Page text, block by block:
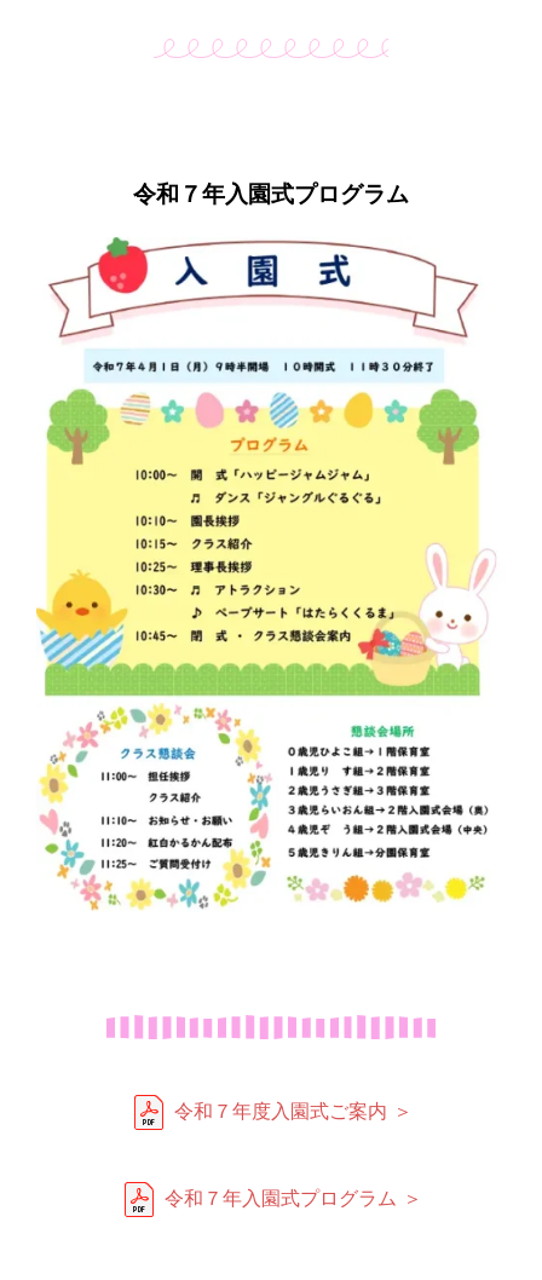
令和７年入園式プログラム
令和７年度入園式ご案内 ＞
令和７年入園式プログラム ＞